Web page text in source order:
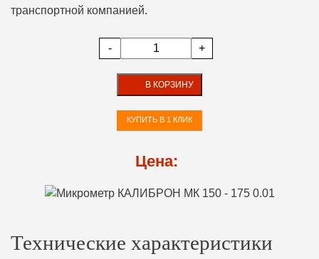
транспортной компанией.
- +
В КОРЗИНУ
КУПИТЬ В 1 КЛИК
Цена:
Технические характеристики